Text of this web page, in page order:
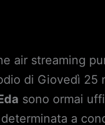
air streaming
di Giovedì 25
sono ormai
a